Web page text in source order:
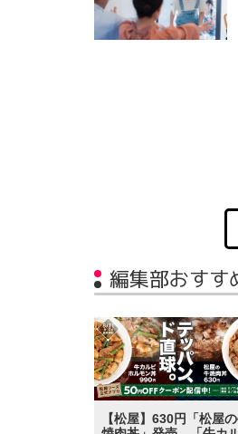
編集部おすす
【松屋】630円「松屋